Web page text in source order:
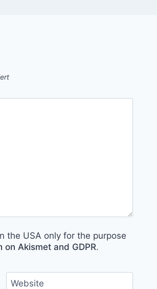
the USA only for the purpose
on Akismet and GDPR.
Website